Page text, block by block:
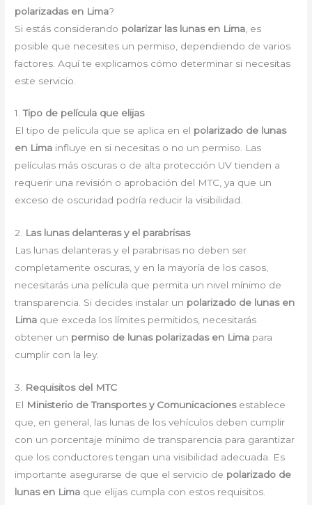
polarizadas en Lima?
Si estás considerando polarizar las lunas en Lima , es
posible que necesites un permiso, dependiendo de varios
factores. Aquí te explicamos cómo determinar si necesitas
este servicio.
1.Tipo de película que elijas
El tipo de película que se aplica en el polarizado de lunas
en Lima influye en si necesitas o no un permiso. Las
películas más oscuras o de alta protección UV tienden a
requerir una revisión o aprobación del MTC, ya que un
exceso de oscuridad podría reducir la visibilidad.
2. Las lunas delanteras y el parabrisas
Las lunas delanteras y el parabrisas no deben ser
completamente oscuras, y en la mayoría de los casos,
necesitarás una película que permita un nivel mínimo de
transparencia. Si decides instalar un polarizado de lunas en
Lima que exceda los límites permitidos, necesitarás
obtener un permiso de lunas polarizadas en Lima para
cumplir con la ley.
3.
Requisitos del MTC
El Ministerio de Transportes y Comunicacionesestablece
que, en general, las lunas de los vehículos deben cumplir
con un porcentaje mínimo de transparencia para garantizar
que los conductores tengan una visibilidad adecuada. Es
importante asegurarse de que el servicio de polarizado de
lunas en Lima que elijas cumpla con estos requisitos.